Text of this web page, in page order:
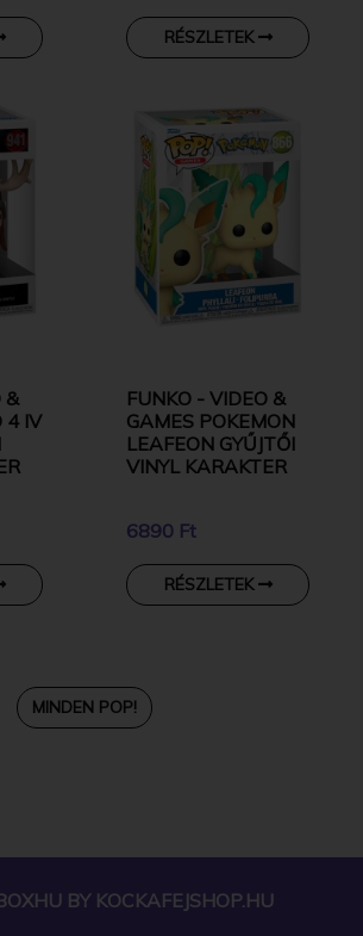
RÉSZLETEK
&
4 IV
FUNKO - VIDEO &
GAMES POKEMON
LEAFEON GYŰJTŐI
VINYL KARAKTER
6890 Ft
RÉSZLETEK
MINDEN POP!
BY KOCKAFEJSHOP.HU